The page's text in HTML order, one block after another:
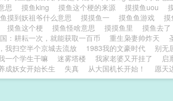
思
摸鱼king 摸鱼这个梗的来源 摸摸鱼uou
摸到妖祖爷什么意思
摸摸鱼一 摸鱼鱼游戏 摸
摸鱼这个梗 摸鱼怪啥意思 摸摸鱼里 摸鱼去了
：耕耘一次，就能获取一百币
重生枭妻帅炸天
我扫空半个京城去流放
1983我的文豪时代 别无
一个学生干嘛
迷雾塔楼 我家老婆又开挂了 启
成妖女开始长生
失真 从大国机长开始！ 愿天